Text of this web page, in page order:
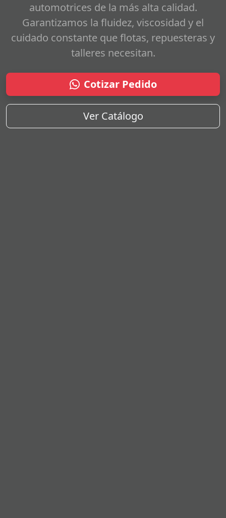
automotrices de la más alta calidad.
Garantizamos la fluidez, viscosidad y el
cuidado constante que flotas, repuesteras y
talleres necesitan.
Cotizar Pedido
Ver Catálogo